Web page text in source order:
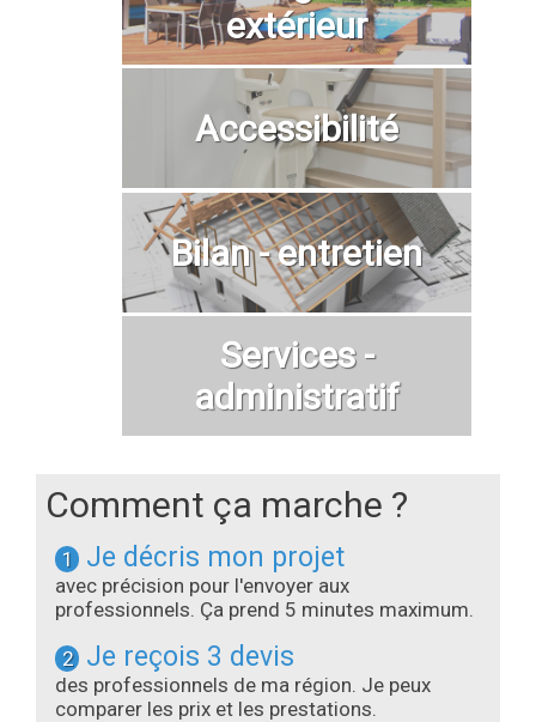
extérieur
Accessibilité
Bilan - entretien
Services -
administratif
Comment ça marche ?
1 Je décris mon projet
avec précision pour l'envoyer aux
professionnels. Ça prend 5 minutes maximum.
2 Je reçois 3 devis
des professionnels de ma région. Je peux
comparer les prix et les prestations.